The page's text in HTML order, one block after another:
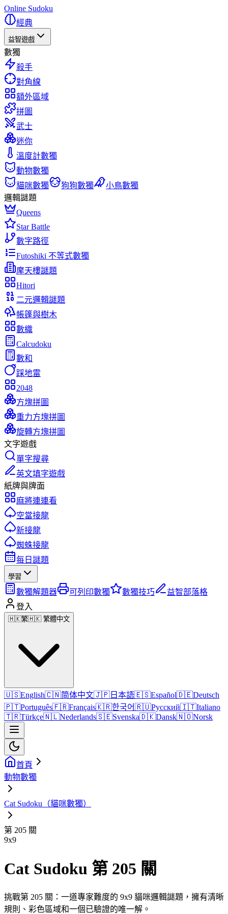
Online Sudoku
經典
益智遊戲
數獨
殺手
對角線
額外區域
拼圖
武士
迷你
溫度計數獨
動物數獨
貓咪數獨
狗狗數獨
小鳥數獨
邏輯謎題
Queens
Star Battle
數字路徑
Futoshiki 不等式數獨
摩天樓謎題
Hitori
二元邏輯謎題
帳篷與樹木
數織
Calcudoku
數和
踩地雷
2048
方塊拼圖
重力方塊拼圖
旋轉方塊拼圖
文字遊戲
單字搜尋
英文填字遊戲
紙牌與牌面
麻將連連看
空當接龍
新接龍
蜘蛛接龍
每日謎題
學習
數獨解題器 可列印數獨 數獨技巧
益智部落格
登入
🇭🇰繁🇭🇰 繁體中文
🇺🇸English🇨🇳简体中文🇯🇵 日本語🇪🇸Español🇩🇪Deutsch
🇵🇹Português🇫🇷Français🇰🇷한국어🇷🇺Русский🇮🇹Italiano
🇹🇷Türkçe🇳🇱Nederlands🇸🇪Svenska🇩🇰Dansk🇳🇴Norsk
首頁
動物數獨
Cat Sudoku（貓咪數獨）
第 205 關
9x9
Cat Sudoku 第 205 關
挑戰第 205 關：一道專家難度的 9x9 貓咪邏輯謎題，擁有清晰
規則、彩色區域和一個已驗證的唯一解。